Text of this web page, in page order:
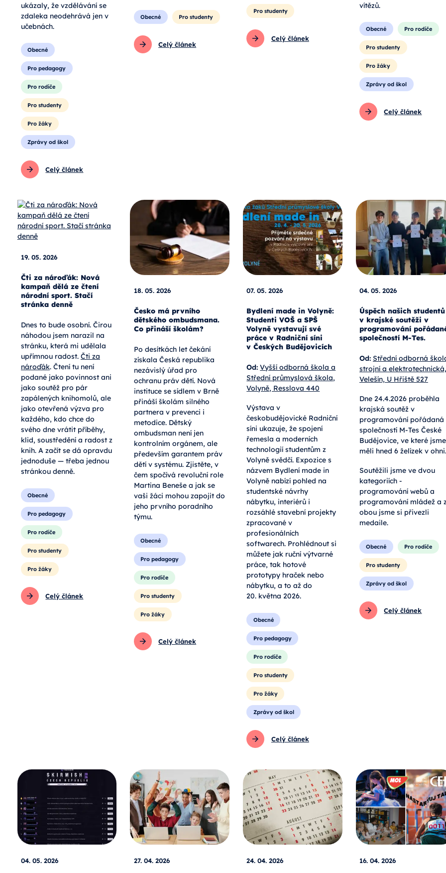
ukázaly, že vzdělávání se
zdaleka neodehrává jen v
učebnách.
Obecné
Pro pedagogy
Pro rodiče
Pro studenty
Pro žáky
Zprávy od škol
Celý článek
Obecné Pro studenty
Celý článek
Pro studenty
Celý článek
vítězů.
Obecné Pro rodiče
Pro studenty
Pro žáky
Zprávy od škol
Celý článek
19. 05. 2026
Čti za nároďák: Nová
kampaň dělá ze čtení
národní sport. Stačí
stránka denně
Dnes to bude osobní. Čirou
náhodou jsem narazil na
stránku, která mi udělala
upřímnou radost. Čti za
nároďák. Čtení tu není
podané jako povinnost ani
jako soutěž pro pár
zapálených knihomolů, ale
jako otevřená výzva pro
každého, kdo chce do
svého dne vrátit příběhy,
klid, soustředění a radost z
knih. A začít se dá opravdu
jednoduše — třeba jednou
stránkou denně.
Obecné
Pro pedagogy
Pro rodiče
Pro studenty
Pro žáky
Celý článek
18. 05. 2026
Česko má prvního
dětského ombudsmana.
Co přináší školám?
Po desítkách let čekání
získala Česká republika
nezávislý úřad pro
ochranu práv dětí. Nová
instituce se sídlem v Brně
přináší školám silného
partnera v prevenci i
metodice. Dětský
ombudsman není jen
kontrolním orgánem, ale
především garantem práv
dětí v systému. Zjistěte, v
čem spočívá revoluční role
Martina Beneše a jak se
vaši žáci mohou zapojit do
jeho prvního poradního
týmu.
Obecné
Pro pedagogy
Pro rodiče
Pro studenty
Pro žáky
Celý článek
07. 05. 2026
Bydlení made in Volyně:
Studenti VOŠ a SPŠ
Volyně vystavují své
práce v Radniční síni
v Českých Budějovicích
Od: Vyšší odborná škola a
Střední průmyslová škola,
Volyně, Resslova 440
Výstava v
českobudějovické Radniční
síni ukazuje, že spojení
řemesla a moderních
technologií studentům z
Volyně svědčí. Expozice s
názvem Bydlení made in
Volyně nabízí pohled na
studentské návrhy
nábytku, interiérů i
rozsáhlé stavební projekty
zpracované v
profesionálních
softwarech. Prohlédnout si
můžete jak ruční výtvarné
práce, tak hotové
prototypy hraček nebo
nábytku, a to až do
20. května 2026.
Obecné
Pro pedagogy
Pro rodiče
Pro studenty
Pro žáky
Zprávy od škol
Celý článek
04. 05. 2026
Úspěch našich studentů
v krajské soutěži v
programování
společností M-Tes.
Od: Střední odborná
strojní a elektrotechnická,
Velešín, U Hřiště 527
Dne 24.4.2026 proběhla
krajská soutěž v
programování pořádaná
společností M-Tes České
Budějovice, ve které jsme
měli hned 6 želízek v ohni.
Soutěžili jsme ve dvou
kategoriích -
programování webů a
programování mládež a
obou jsme si přivezli
medaile.
Obecné Pro rodiče
Pro studenty
Zprávy od škol
Celý článek
04. 05. 2026 27. 04. 2026 24. 04. 2026 16. 04. 2026